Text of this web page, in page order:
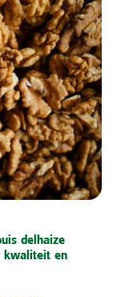
delhaize
kwaliteit en